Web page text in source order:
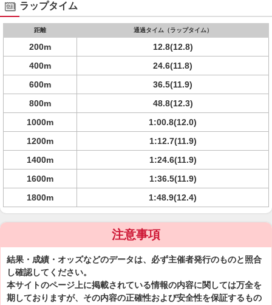
ラップタイム
距離 通過タイム（ラップタイム）
200m
12.8(12.8)
400m
24.6(11.8)
600m
36.5(11.9)
800m
48.8(12.3)
1000m
1:00.8(12.0)
1200m
1:12.7(11.9)
1400m
1:24.6(11.9)
1600m
1:36.5(11.9)
1800m
1:48.9(12.4)
注意事項
結果・成績・オッズなどのデータは、必ず主催者発行のものと照合
し確認してください。
本サイトのページ上に掲載されている情報の内容に関しては万全を
期しておりますが、その内容の正確性および安全性を保証するもの